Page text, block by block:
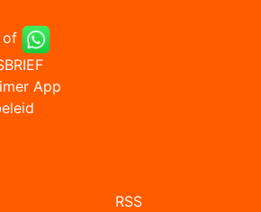
of
App
op RSS